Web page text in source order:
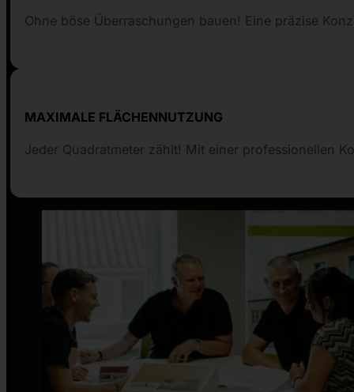
Ohne böse Überraschungen bauen! Eine präzise
MAXIMALE FLÄCHENNUTZUNG
Jeder Quadratmeter zählt! Mit einer professionellen